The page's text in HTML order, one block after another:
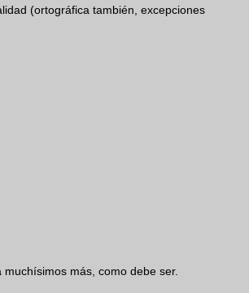
(ortográfica también, excepciones
más, como debe ser.